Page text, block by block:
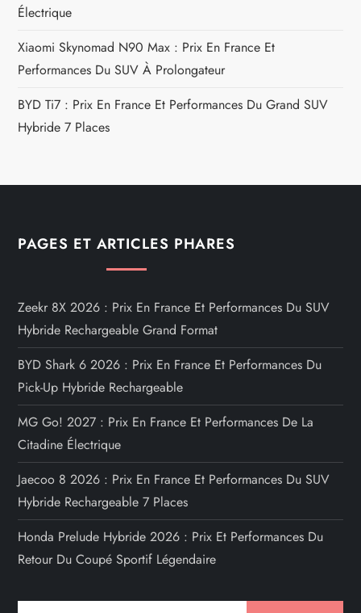
Électrique
Xiaomi Skynomad N90 Max : Prix En France Et
Performances Du SUV À Prolongateur
BYD Ti7 : Prix En France Et Performances Du Grand SUV
Hybride 7 Places
PAGES ET ARTICLES PHARES
Zeekr 8X 2026 : Prix En France Et Performances Du SUV
Hybride Rechargeable Grand Format
BYD Shark 6 2026 : Prix En France Et Performances Du
Pick-Up Hybride Rechargeable
MG Go! 2027 : Prix En France Et Performances De La
Citadine Électrique
Jaecoo 8 2026 : Prix En France Et Performances Du SUV
Hybride Rechargeable 7 Places
Honda Prelude Hybride 2026 : Prix Et Performances Du
Retour Du Coupé Sportif Légendaire